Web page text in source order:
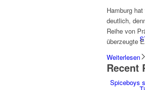
Hamburg
deutlich,
Reihe von
überzeugte
Weiterlesen
Recent
Spiceboys